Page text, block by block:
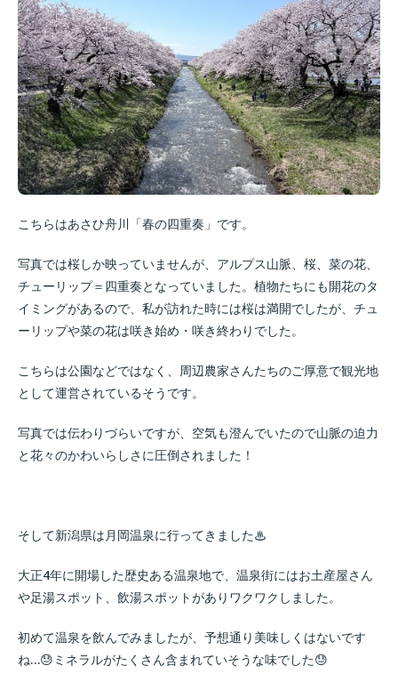
こちらはあさひ舟川「春の四重奏」です。
写真では桜しか映っていませんが、アルプス山脈、桜、菜の花、
チューリップ＝四重奏となっていました。植物たちにも開花のタ
イミングがあるので、私が訪れた時には桜は満開でしたが、チュ
ーリップや菜の花は咲き始め・咲き終わりでした。
こちらは公園などではなく、周辺農家さんたちのご厚意で観光地
として運営されているそうです。
写真では伝わりづらいですが、空気も澄んでいたので山脈の迫力
と花々のかわいらしさに圧倒されました！
そして新潟県は月岡温泉に行ってきました♨
大正4年に開場した歴史ある温泉地で、温泉街にはお土産屋さん
や足湯スポット、飲湯スポットがありワクワクしました。
初めて温泉を飲んでみましたが、予想通り美味しくはないです
ね…😓ミネラルがたくさん含まれていそうな味でした😓